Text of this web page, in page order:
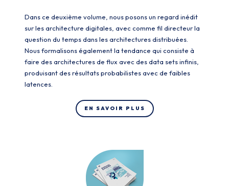
Dans ce deuxième volume, nous posons un regard inédit
sur les architecture digitales, avec comme fil directeur la
question du temps dans les architectures distribuées.
Nous formalisons également la tendance qui consiste à
faire des architectures de flux avec des data sets infinis,
produisant des résultats probabilistes avec de faibles
latences.
EN SAVOIR PLUS